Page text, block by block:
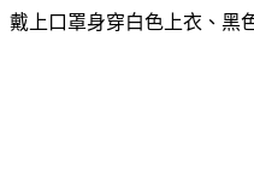
戴上口罩身穿白色上衣、黑